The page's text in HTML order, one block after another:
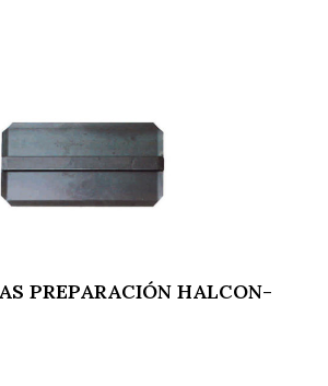
PREPARACIÓN HALCON-